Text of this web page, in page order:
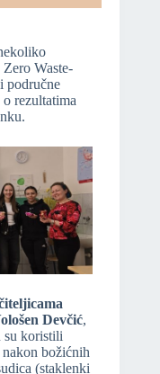
Waste-
područne
rezultatima
Devčić,
su koristili
nakon božićnih
(staklenki